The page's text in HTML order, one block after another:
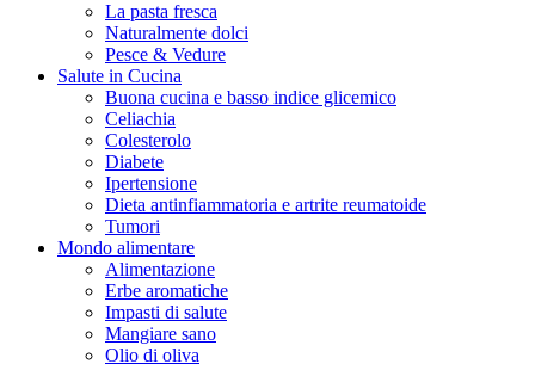
La pasta fresca
Naturalmente dolci
Pesce & Vedure
Salute in Cucina
Buona cucina e basso indice glicemico
Celiachia
Colesterolo
Diabete
Ipertensione
Dieta antinfiammatoria e artrite reumatoide
Tumori
Mondo alimentare
Alimentazione
Erbe aromatiche
Impasti di salute
Mangiare sano
Olio di oliva